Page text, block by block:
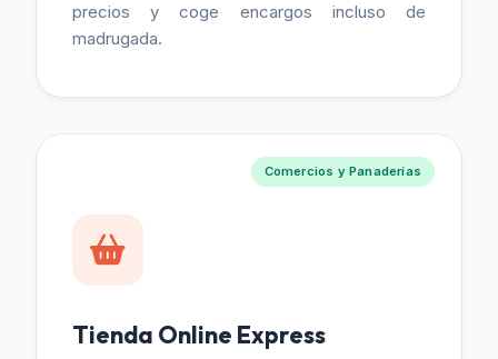
precios y coge encargos incluso de
madrugada.
Comercios y Panaderías
Tienda Online Express